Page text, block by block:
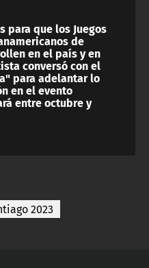
para que los Juegos
de
en el país y en
conversó con el
para adelantar lo
en el evento
entre octubre y
2023